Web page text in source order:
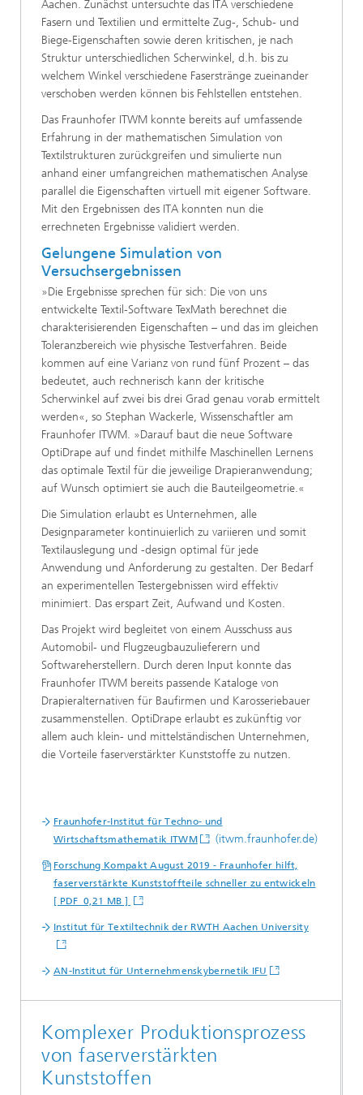
Aachen. Zunächst untersuchte das ITA verschiedene
Fasern und Textilien und ermittelte Zug-, Schub- und
Biege-Eigenschaften sowie deren kritischen, je nach
Struktur unterschiedlichen Scherwinkel, d.h. bis zu
welchem Winkel verschiedene Faserstränge zueinander
verschoben werden können bis Fehlstellen entstehen.
Das Fraunhofer ITWM konnte bereits auf umfassende
Erfahrung in der mathematischen Simulation von
Textilstrukturen zurückgreifen und simulierte nun
anhand einer umfangreichen mathematischen Analyse
parallel die Eigenschaften virtuell mit eigener Software.
Mit den Ergebnissen des ITA konnten nun die
errechneten Ergebnisse validiert werden.
Gelungene Simulation von
Versuchsergebnissen
»Die Ergebnisse sprechen für sich: Die von uns
entwickelte Textil-Software TexMath berechnet die
charakterisierenden Eigenschaften – und das im gleichen
Toleranzbereich wie physische Testverfahren. Beide
kommen auf eine Varianz von rund fünf Prozent – das
bedeutet, auch rechnerisch kann der kritische
Scherwinkel auf zwei bis drei Grad genau vorab ermittelt
werden«, so Stephan Wackerle, Wissenschaftler am
Fraunhofer ITWM. »Darauf baut die neue Software
OptiDrape auf und findet mithilfe Maschinellen Lernens
das optimale Textil für die jeweilige Drapieranwendung;
auf Wunsch optimiert sie auch die Bauteilgeometrie.«
Die Simulation erlaubt es Unternehmen, alle
Designparameter kontinuierlich zu variieren und somit
Textilauslegung und -design optimal für jede
Anwendung und Anforderung zu gestalten. Der Bedarf
an experimentellen Testergebnissen wird effektiv
minimiert. Das erspart Zeit, Aufwand und Kosten.
Das Projekt wird begleitet von einem Ausschuss aus
Automobil- und Flugzeugbauzulieferern und
Softwareherstellern. Durch deren Input konnte das
Fraunhofer ITWM bereits passende Kataloge von
Drapieralternativen für Baufirmen und Karosseriebauer
zusammenstellen. OptiDrape erlaubt es zukünftig vor
allem auch klein- und mittelständischen Unternehmen,
die Vorteile faserverstärkter Kunststoffe zu nutzen.
Fraunhofer-Institut für Techno- und
Wirtschaftsmathematik ITWM
(itwm.fraunhofer.de)
Forschung Kompakt August 2019 - Fraunhofer hilft,
faserverstärkte Kunststoffteile schneller zu entwickeln
[ PDF 0,21 MB ]
Institut für Textiltechnik der RWTH Aachen University
AN-Institut für Unternehmenskybernetik IFU
Komplexer Produktionsprozess
von faserverstärkten
Kunststoffen